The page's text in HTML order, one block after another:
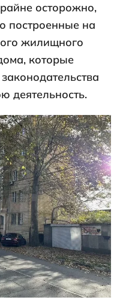
осторожно,
построенные на
жилищного
которые
деятельность.